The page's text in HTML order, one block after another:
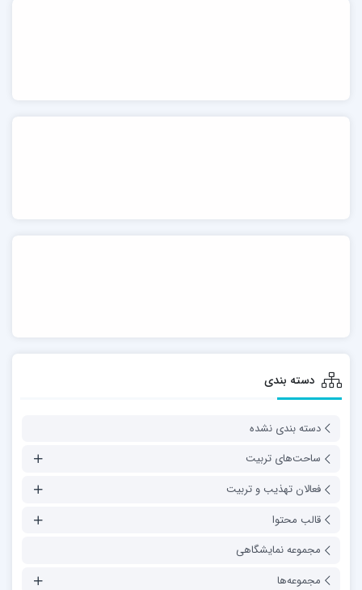
دسته بندی
دسته بندی نشده
ساحت‌های تربیت
فعالان تهذیب و تربیت
قالب محتوا
مجموعه نمایشگاهی
مجموعه‌ها